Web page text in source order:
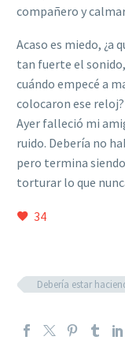
compañero y
Acaso es miedo, ¿a
tan fuerte el
cuándo empecé a
colocaron ese
Ayer falleció mi
ruido. Debería no
pero termina siendo
torturar lo que
34
Debería estar